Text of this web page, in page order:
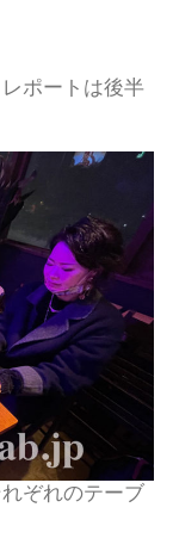
レポートは後半
ぞれのテーブ